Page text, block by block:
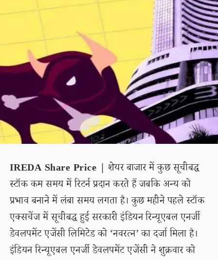
IREDA Share Price | शेयर बाजार में कुछ सूचीबद्ध
स्टॉक कम समय में रिटर्न प्रदान करते हैं जबकि अन्य को
प्रभाव बनाने में लंबा समय लगता है। कुछ महीने पहले स्टॉक
एक्सचेंज में सूचीबद्ध हुई सरकारी इंडियन रिन्यूएबल एनर्जी
डेवलपमेंट एजेंसी लिमिटेड को ‘नवरत्न’ का दर्जा मिला है।
इंडियन रिन्यूएबल एनर्जी डेवलपमेंट एजेंसी ने शुक्रवार को